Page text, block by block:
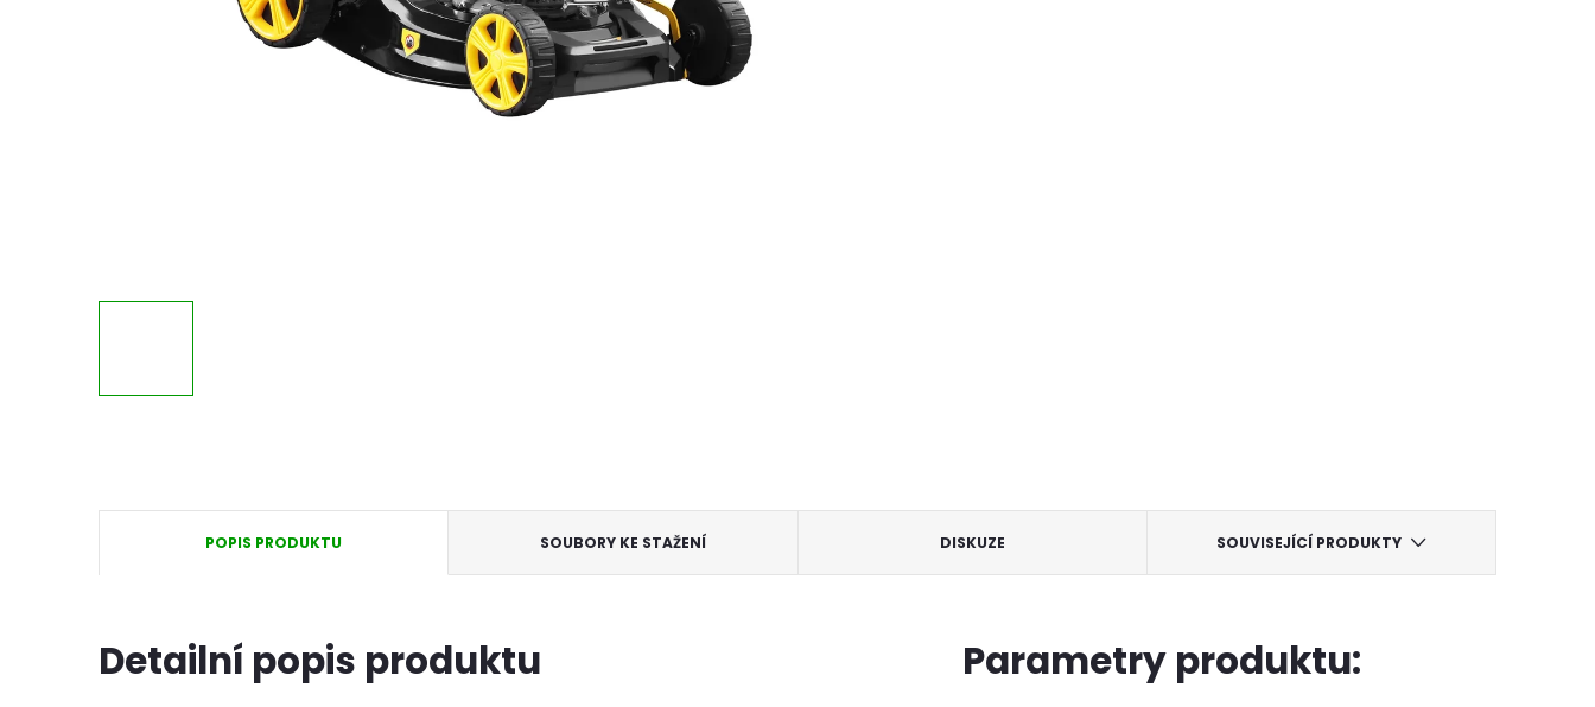
POPIS PRODUKTU SOUBORY KE STAŽENÍ DISKUZE SOUVISEJÍCÍ PRODUKTY
Detailní popis produktu Parametry produktu: